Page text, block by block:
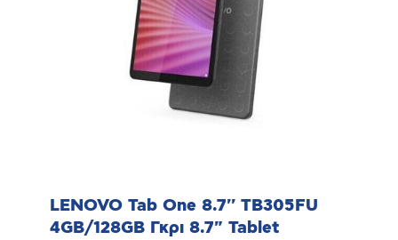
LENOVO Tab One 8.7'' TB305FU
4GB/128GB Γκρι 8.7" Tablet